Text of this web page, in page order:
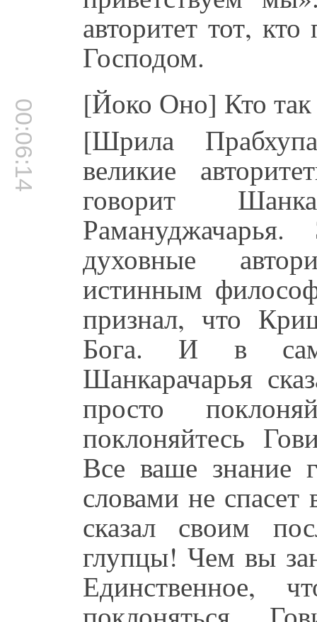
авторитет тот,
Господом.
00:06:14
[Йоко Оно] Кто так
[Шрила
великие
говорит
духовные
истинным
признал, что
Бога. И в
Шанкарачарья
просто
поклоняйтесь
Все ваше знание
словами не спасет
сказал своим
глупцы! Чем вы